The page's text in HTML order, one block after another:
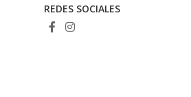
REDES SOCIALES